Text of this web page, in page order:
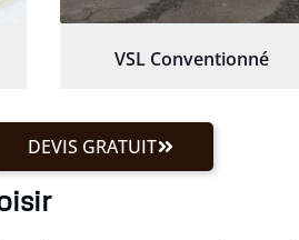
VSL Conventionné
DEVIS GRATUIT